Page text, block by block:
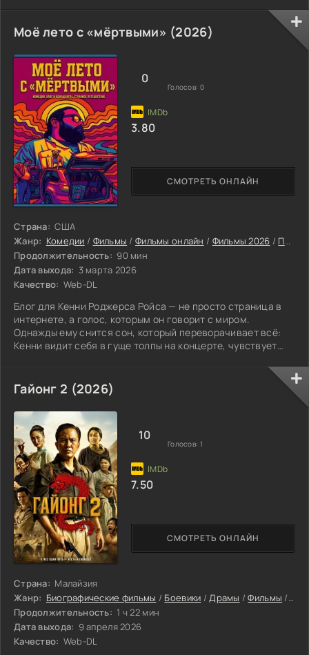
поимку из рутинной работы в интеллектуальный поединок.
Моё лето с «мёртвыми» (2026)
Страна: США
Жанр: Комедии / Фильмы /Фильмы онлайн / Фильмы 2026 / Последние фильмы 2026
Продолжительность: 90 мин
Дата выхода: 3 марта 2026
Качество: Web-DL
Блог для Кенни Роджерса Ройса — не просто страница в
интернете, а голос, которым он говорит с миром.
Однажды ему снится сон, который переворачивает всё:
Кенни видит себя в гуще толпы на концерте, чувствует
СМОТРЕТЬ ОНЛАЙН
0
Голосов: 0
3.80
Гайонг 2 (2026)
Страна: Малайзия
Жанр: Биографические фильмы / Боевики /Драмы /Фильмы /
Продолжительность: 1 ч 22 мин
Дата выхода: 9 апреля 2026
Качество: Web-DL
СМОТРЕТЬ ОНЛАЙН
10
Голосов: 1
7.50